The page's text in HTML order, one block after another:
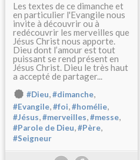
Les textes de ce dimanche et
en particulier l'Evangile nous
invite à découvrir ou à
redécouvrir les merveilles que
Jésus Christ nous apporte.
Dieu dont l’amour est tout
puissant se rend présent en
Jésus Christ. Dieu le très haut
a accepté de partager...
#Dieu,#dimanche,
#Evangile,#foi,#homélie,
#Jésus,#merveilles,#messe,
#Parole de Dieu,#Père,
#Seigneur